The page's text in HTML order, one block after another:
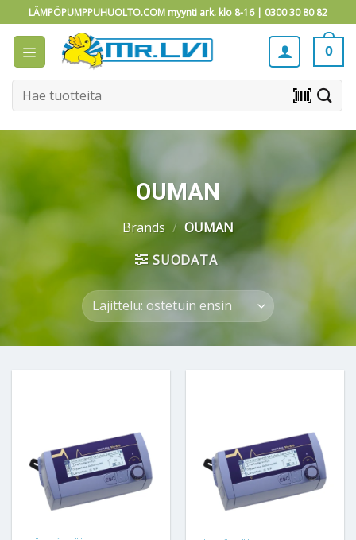
to
content
LÄMPÖPUMPPUHUOLTO.COM myynti ark. klo 8-16 | 0300 30 80 82
0
Etsi: barcode_scanner
OUMAN
Brands / OUMAN
SUODATA